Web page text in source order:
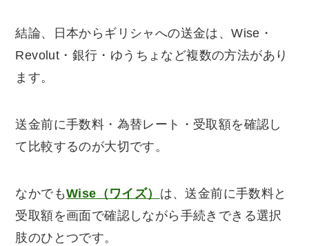
結論、日本からギリシャへの送金は、Wise・
Revolut・銀行・ゆうちょなど複数の方法があり
ます。
送金前に手数料・為替レート・受取額を確認し
て比較するのが大切です。
なかでもWise（ワイズ） は、送金前に手数料と
受取額を画面で確認しながら手続きできる選択
肢のひとつです。